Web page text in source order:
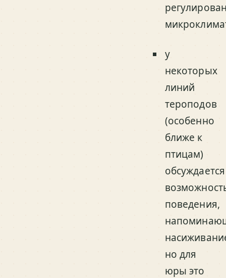
у
некоторых
линий
тероподов
(особенно
ближе к
птицам)
обсуждается
поведения,
но для
юры это